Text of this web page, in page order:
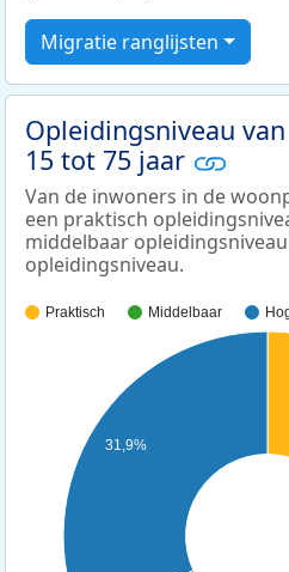
Migratie ranglijsten
Opleidingsniveau
15 tot 75 jaar
Van de inwoners in de
een praktisch
middelbaar
opleidingsniveau.
Praktisch Middelbaar
31,9%